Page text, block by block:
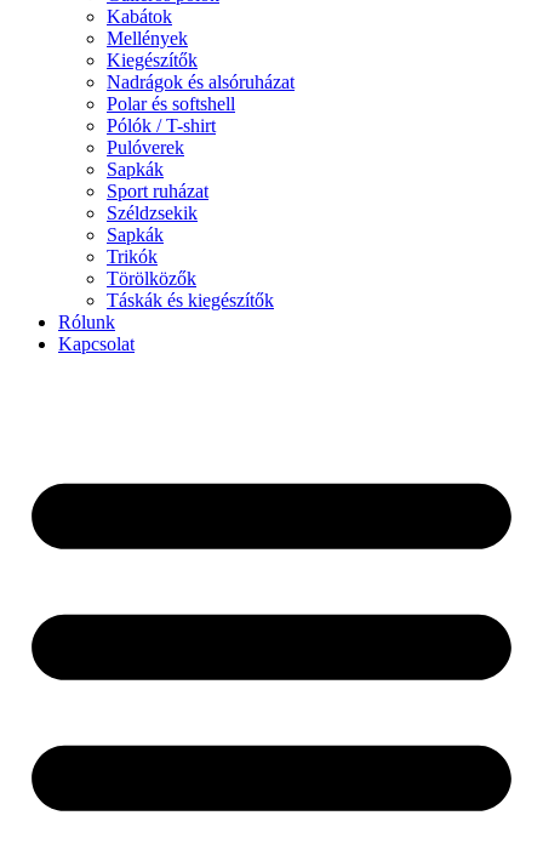
Kabátok
Mellények
Kiegészítők
Nadrágok és alsóruházat
Polar és softshell
Pólók / T-shirt
Pulóverek
Sapkák
Sport ruházat
Széldzsekik
Sapkák
Trikók
Törölközők
Táskák és kiegészítők
Rólunk
Kapcsolat